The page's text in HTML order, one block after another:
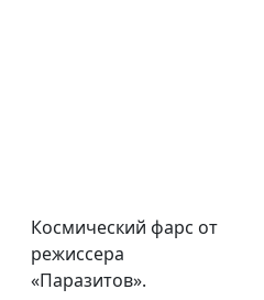
Космический фарс от
режиссера
«Паразитов».